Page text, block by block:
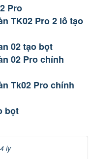
Pro
TK02 Pro 2 lô tạo
02 tạo bọt
02 Pro chính
Tk02 Pro chính
bọt
ly